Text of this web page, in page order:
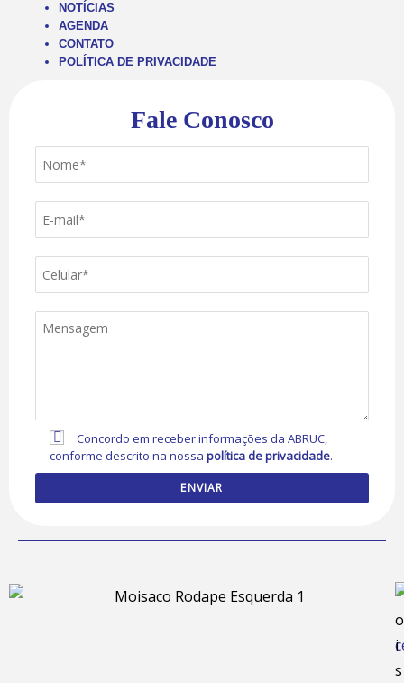
NOTÍCIAS
AGENDA
CONTATO
POLÍTICA DE PRIVACIDADE
Fale Conosco
Concordo em receber informações da ABRUC,
conforme descrito na nossapolítica de privacidade.